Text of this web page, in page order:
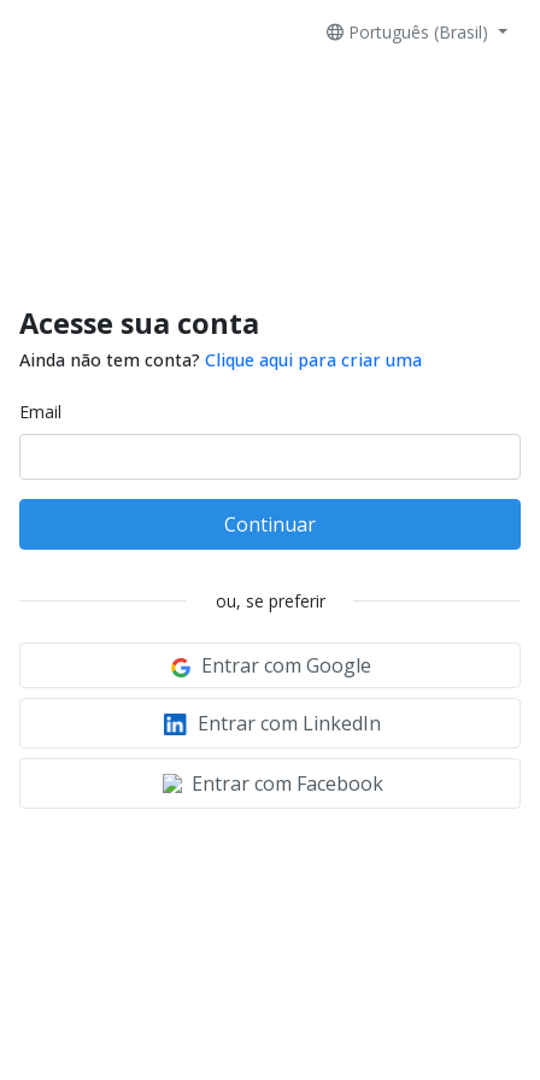
Português (Brasil)
Acesse sua conta
Ainda não tem conta? Clique aqui para criar uma
Email
Continuar
ou, se preferir
Entrar com Google
Entrar com LinkedIn
Entrar com Facebook